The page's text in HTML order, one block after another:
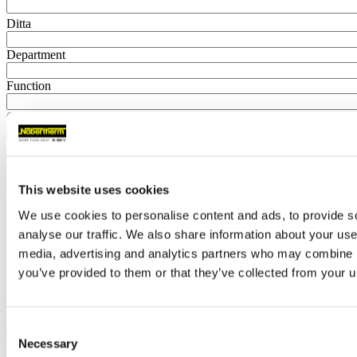
This website uses cookies
We use cookies to personalise content and ads, to provide
analyse our traffic. We also share information about your
media, advertising and analytics partners who may
you’ve provided to them or that they’ve collected from your
Selection
Necessary
Ditta
Department
Function
Cognome
Via
Località
C.A.P.
Paese…
Chiedo di essere contattato telefonicamente.